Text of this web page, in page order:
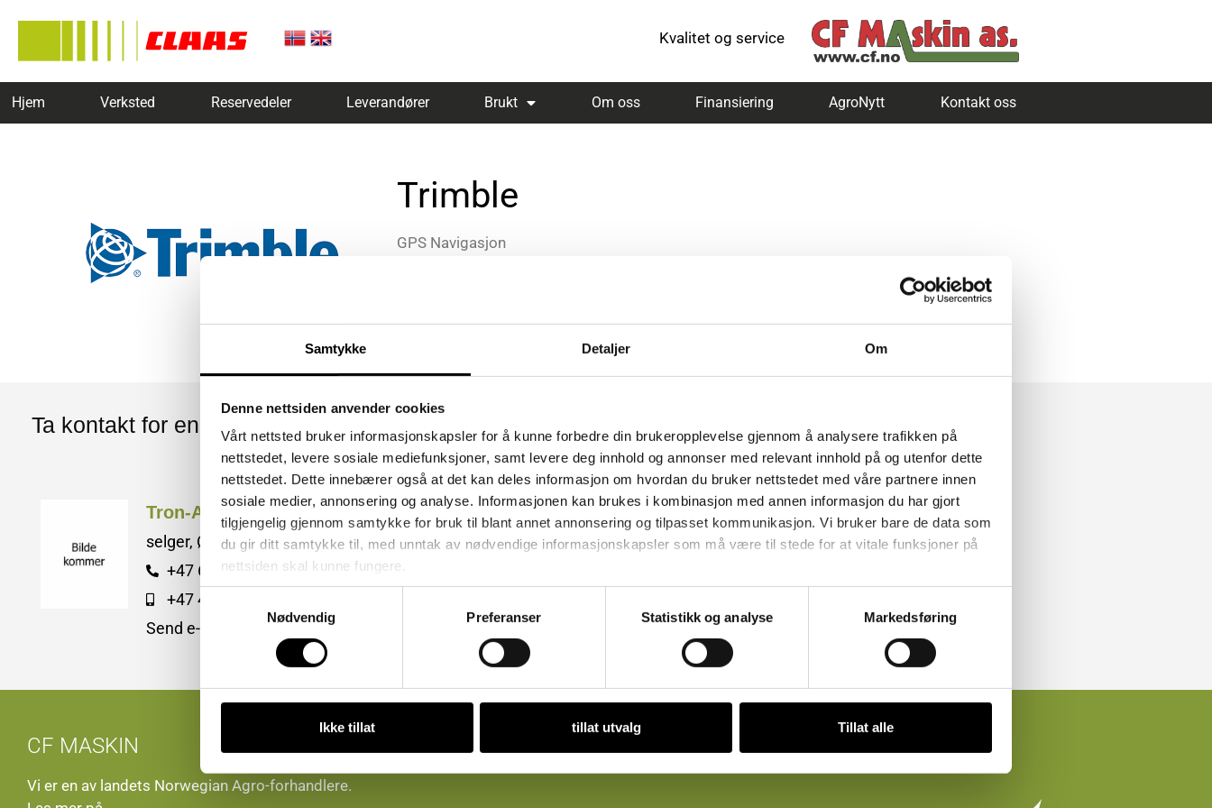
Samtykke Detaljer Om
Denne nettsiden anvender cookies
Vårt nettsted bruker informasjonskapsler for å kunne forbedre din brukeropplevelse gjennom å analysere trafikken på
nettstedet, levere sosiale mediefunksjoner, samt levere deg innhold og annonser med relevant innhold på og utenfor dette
nettstedet. Dette innebærer også at det kan deles informasjon om hvordan du bruker nettstedet med våre partnere innen
sosiale medier, annonsering og analyse. Informasjonen kan brukes i kombinasjon med annen informasjon du har gjort
tilgjengelig gjennom samtykke for bruk til blant annet annonsering og tilpasset kommunikasjon. Vi bruker bare de data som
du gir ditt samtykke til, med unntak av nødvendige informasjonskapsler som må være til stede for at vitale funksjoner på
nettsiden skal kunne fungere.
Samtykkevalg
Nødvendig
Preferanser Statistikk og analyse Markedsføring
Ikke tillat tillat utvalg Tillat alle
Kvalitet og service
Hjem Verksted Reservedeler Leverandører Brukt Om oss Finansiering AgroNytt Kontakt oss
Trimble
GPS Navigasjon
Ta kontakt for en hyggelig prat
Tron-Anders Strømstad
selger, Østfold Traktor
+47 69 22 60 70
+47 480 45 492
Send e-post
CF MASKIN
Vi er en av landets Norwegian Agro-forhandlere.